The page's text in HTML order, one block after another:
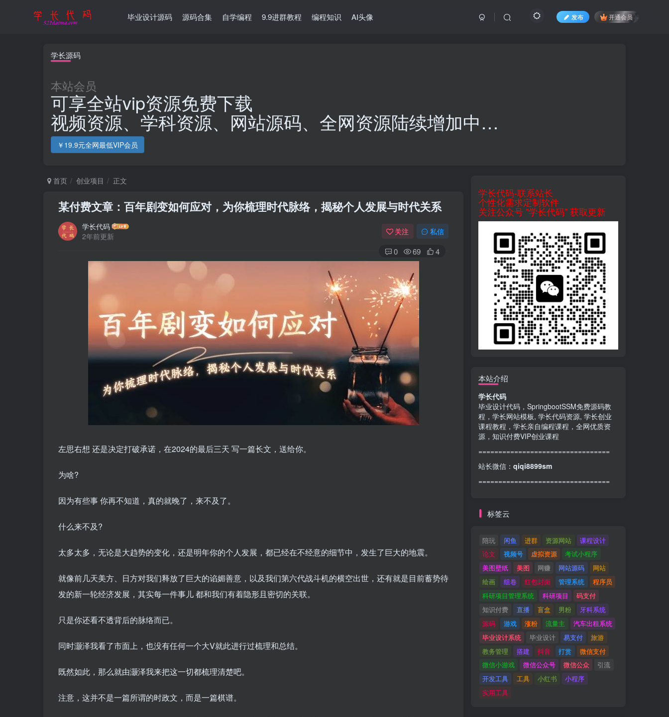
毕业设计源码 源码合集 自学编程 9.9进群教程 编程知识 AI头像 发布 开通会员
学长源码
本站会员
可享全站vip资源免费下载
视频资源、学科资源、网站源码、全网资源陆续增加中…
￥19.9元全网最低VIP会员
首页 创业项目 正文
某付费文章：百年剧变如何应对，为你梳理时代脉络，揭秘个人发展与时代关系
学长代码
2年前更新
关注 私信
0 69 4
左思右想 还是决定打破承诺，在2024的最后三天 写一篇长文，送给你。
为啥?
因为有些事 你再不知道，真的就晚了，来不及了。
什么来不及?
太多太多，无论是大趋势的变化，还是明年你的个人发展，都已经在不经意的细节中，发生了巨大的地震。
就像前几天美方、日方对我们释放了巨大的谄媚善意，以及我们第六代战斗机的横空出世，还有就是目前蓄势待
发的新一轮经济发展，其实每一件事儿 都和我们有着隐形且密切的关联。
只是你还看不透背后的脉络而已。
同时灏泽我看了市面上，也没有任何一个大V就此进行过梳理和总结。
既然如此，那么就由灏泽我来把这一切都梳理清楚吧。
注意，这并不是一篇所谓的时政文，而是一篇棋谱。
学长代码-联系站长
个性化需求定制软件
关注公众号 "学长代码" 获取更新
本站介绍
学长代码
毕业设计代码，SpringbootSSM免费源码教
程，学长网站模板, 学长代码资源, 学长创业
课程教程，学长亲自编程课程，全网优质资
源，知识付费VIP创业课程
=================================
站长微信： qiqi8899sm
=================================
标签云
陪玩 闲鱼 进群 资源网站
课程设计
论文
视频号 虚拟资源
考试小程序
美图壁纸
美图 网赚 网站源码
网站
绘画
组卷 红包封面 管理系统
程序员
科研项目管理系统
科研项目
码支付
知识付费
直播 盲盒 男粉
牙科系统
源码
游戏 涨粉 流量主
汽车出租系统
毕业设计系统
毕业设计 易支付
旅游
教务管理
搭建 抖音 打赏
微信支付
微信小游戏
微信公众号 微信公众
引流
开发工具
工具 小红书
小程序
实用工具